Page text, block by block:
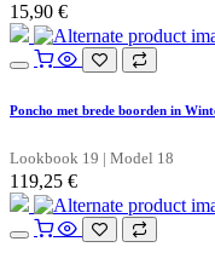
15,90 €
Poncho met brede boorden in
Lookbook 19 | Model 18
119,25 €